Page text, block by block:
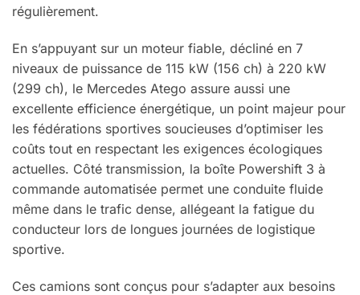
régulièrement.
En s’appuyant sur un moteur fiable, décliné en 7
niveaux de puissance de 115 kW (156 ch) à 220 kW
(299 ch), le Mercedes Atego assure aussi une
excellente efficience énergétique, un point majeur pour
les fédérations sportives soucieuses d’optimiser les
coûts tout en respectant les exigences écologiques
actuelles. Côté transmission, la boîte Powershift 3 à
commande automatisée permet une conduite fluide
même dans le trafic dense, allégeant la fatigue du
conducteur lors de longues journées de logistique
sportive.
Ces camions sont conçus pour s’adapter aux besoins